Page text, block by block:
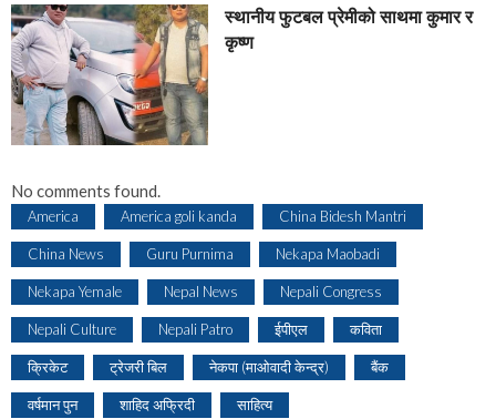
स्थानीय फुटबल प्रेमीको साथमा कुमार र
कृष्ण
No comments found.
America America goli kanda China Bidesh Mantri
China News Guru Purnima Nekapa Maobadi
Nekapa Yemale Nepal News Nepali Congress
Nepali Culture Nepali Patro ईपीएल कविता
क्रिकेट ट्रेजरी बिल नेकपा (माओवादी केन्द्र) बैंक
वर्षमान पुन शाहिद अफ्रिदी साहित्य